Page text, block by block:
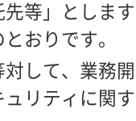
先等」としま
おりです。
して、業務
ュリティに関